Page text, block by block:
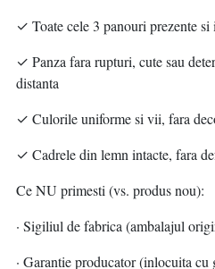
✓ Toate cele 3 panouri prezente si
✓ Panza fara rupturi, cute sau
distanta
✓ Culorile uniforme si vii, fara
✓ Cadrele din lemn intacte, fara
Ce NU primesti (vs. produs nou):
· Sigiliul de fabrica (ambalajul
· Garantie producator (inlocuita